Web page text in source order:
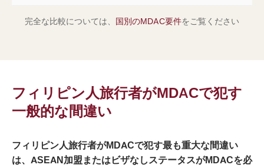
完全な比較については、 国別のMDAC要件をご覧ください
フィリピン人旅行者がMDACで犯す
一般的な間違い
フィリピン人旅行者がMDACで犯す最も重大な間違い
は、ASEAN加盟またはビザなしステータスがMDACを必